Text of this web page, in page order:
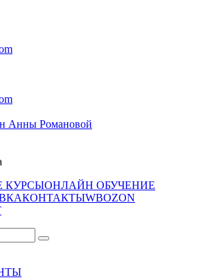
КУРСЫОНЛАЙН ОБУЧЕНИЕ
КОНТАКТЫWBOZON